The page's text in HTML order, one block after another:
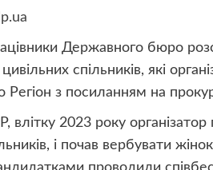
Державного бюро
спільників, які
Регіон з посиланням на
влітку 2023 року
і почав вербувати